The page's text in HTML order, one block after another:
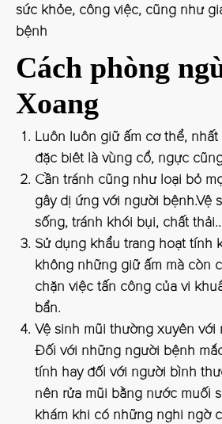
sức khỏe, công việc, cũng như
bệnh
Cách phòng
Xoang
Luôn luôn giữ ấm cơ thể,
đặc biêt là vùng cổ, ngực
Cần tránh cũng như loại bỏ
gây dị ứng với người bệnh.Vệ
sống, tránh khói bụi, chất thải..
Sử dụng khẩu trang hoạt tính
không những giữ ấm mà còn
chặn việc tấn công của vi
bẩn.
Vệ sinh mũi thường xuyên với
Đối với những người bệnh
tính hay đối với người bình
nên rửa mũi bằng nước muối
khám khi có những nghi ngờ